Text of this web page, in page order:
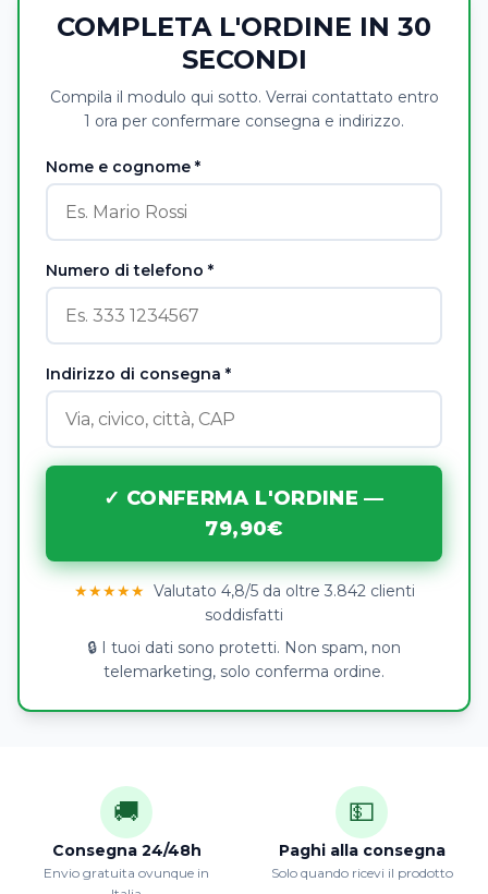
COMPLETA L'ORDINE IN 30
SECONDI
Compila il modulo qui sotto. Verrai contattato entro
1 ora per confermare consegna e indirizzo.
Nome e cognome *
Numero di telefono *
Indirizzo di consegna *
✓ CONFERMA L'ORDINE —
79,90€
★★★★★ Valutato 4,8/5 da oltre 3.842 clienti
soddisfatti
🔒 I tuoi dati sono protetti. Non spam, non
telemarketing, solo conferma ordine.
🚚
Consegna 24/48h
Envio gratuita ovunque in
💵
Paghi alla consegna
Solo quando ricevi il prodotto